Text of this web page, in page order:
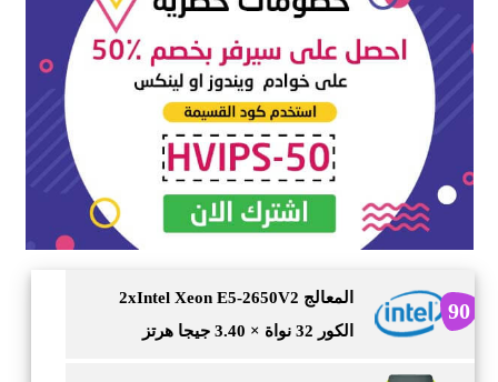
90
المعالج 2xIntel Xeon E5-2650V2
الكور 32 نواة × 3.40 جيجا هرتز